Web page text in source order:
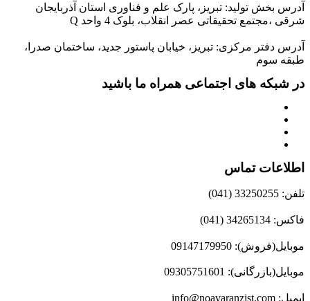
آدرس بخش تولید: تبریز، پارک علم و فناوری استان آذربایجان
شرقی ،مجتمع تحقیقاتی عصر انقلاب، بلوک 4 واحد Q
آدرس دفتر مرکزی: تبریز، خیابان پاستور جدید، ساختمان صدرا،
طبقه سوم
در شبکه های اجتماعی همراه ما باشید
اطلاعات تماس
تلفن: 33250255 (041)
فاکس: 34265134 (041)
موبایل(فروش): 09147179950
موبایل(بازرگانی): 09305751601
ایمیل: info@noavaranzist.com